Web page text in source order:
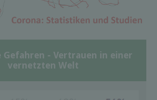
Gefahren - Vertrauen in einer
vernetzten Welt